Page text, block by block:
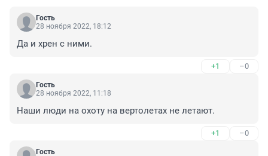
Гость
28 ноября 2022, 18:12
Да и хрен с ними.
+1 –0
Гость
28 ноября 2022, 11:18
Наши люди на охоту на вертолетах не летают.
+1 –0
Гость